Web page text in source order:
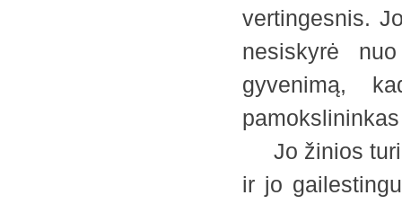
vertingesnis.
nesiskyrė
gyvenimą,
Jo žinios
ir jo